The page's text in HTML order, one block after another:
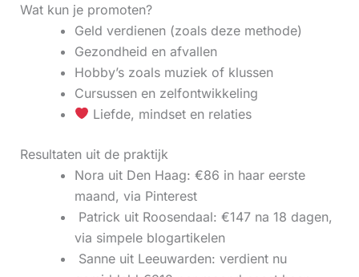
Wat kun je promoten?
Geld verdienen (zoals deze methode)
Gezondheid en afvallen
Hobby’s zoals muziek of klussen
Cursussen en zelfontwikkeling
Liefde, mindset en relaties
Resultaten uit de praktijk
Nora uit Den Haag: €86 in haar eerste
maand, via Pinterest
‍ Patrick uit Roosendaal: €147 na 18 dagen,
via simpele blogartikelen
‍ Sanne uit Leeuwarden: verdient nu